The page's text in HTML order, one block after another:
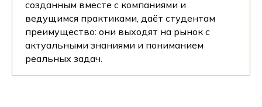
созданным вместе с компаниями и
ведущимся практиками, даёт студентам
преимущество: они выходят на рынок с
актуальными знаниями и пониманием
реальных задач.